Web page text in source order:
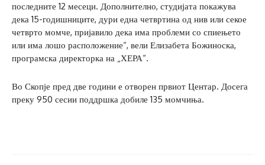
последните 12 месеци. Дополнително, студијата покажува
дека 15-годишниците, дури една четвртина од нив или секое
четврто момче, пријавило дека има проблеми со спиењето
или има лошо расположение“, вели Елизабета Божиноска,
програмска директорка на „ХЕРА“.
Во Скопје пред две години е отворен првиот Центар. Досега
преку 950 сесии поддршка добиле 135 момчиња.